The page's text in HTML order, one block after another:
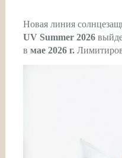
Новая линия
UV Summer 2026
в мае 2026 г.